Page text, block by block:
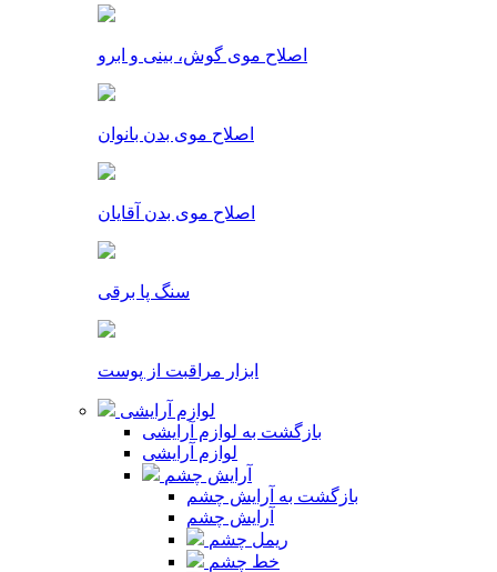
اصلاح موی گوش، بینی و ابرو
اصلاح موی بدن بانوان
اصلاح موی بدن آقایان
سنگ پا برقی
ابزار مراقبت از پوست
لوازم آرایشی
بازگشت به لوازم آرایشی
لوازم آرایشی
آرایش چشم
بازگشت به آرایش چشم
آرایش چشم
ریمل چشم
خط چشم